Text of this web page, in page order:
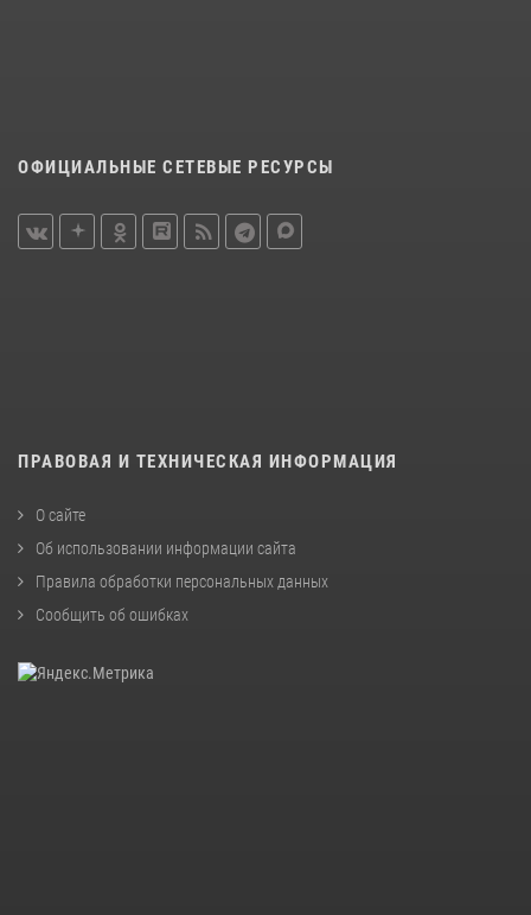
ОФИЦИАЛЬНЫЕ СЕТЕВЫЕ РЕСУРСЫ
ПРАВОВАЯ И ТЕХНИЧЕСКАЯ ИНФОРМАЦИЯ
О сайте
Об использовании информации сайта
Правила обработки персональных данных
Сообщить об ошибках